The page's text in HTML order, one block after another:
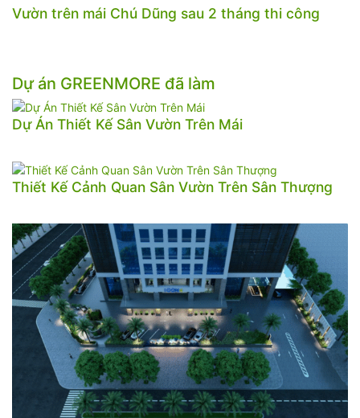
Vườn trên mái Chú Dũng sau 2 tháng thi công
Dự án GREENMORE đã làm
Dự Án Thiết Kế Sân Vườn Trên Mái
Thiết Kế Cảnh Quan Sân Vườn Trên Sân Thượng